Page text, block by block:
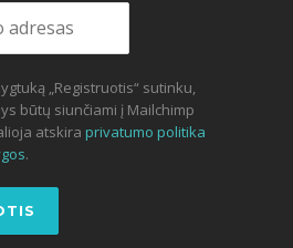
„Registruotis“ sutinku,
būtų siunčiami į Mailchimp
atskira privatumo politika
.